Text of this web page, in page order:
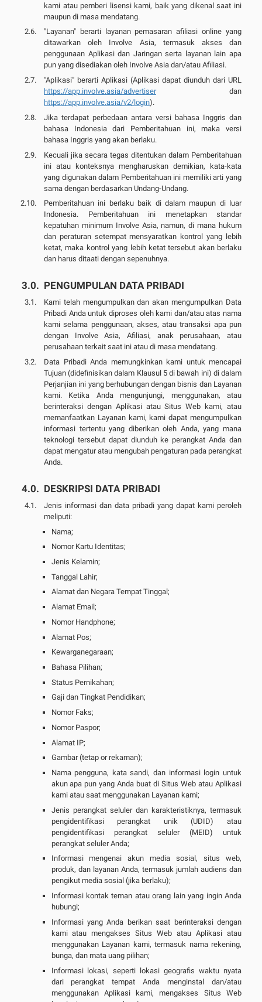
kami atau pemberi lisensi kami, baik yang dikenal saat ini
maupun di masa mendatang.
"Layanan" berarti layanan pemasaran afiliasi online yang
ditawarkan oleh Involve Asia, termasuk akses dan
penggunaan Aplikasi dan Jaringan serta layanan lain apa
pun yang disediakan oleh Involve Asia dan/atau Afiliasi.
"Aplikasi" berarti Aplikasi (Aplikasi dapat diunduh dari URL
https://app.involve.asia/advertiserdan
https://app.involve.asia/v2/login).
Jika terdapat perbedaan antara versi bahasa Inggris dan
bahasa Indonesia dari Pemberitahuan ini, maka versi
bahasa Inggris yang akan berlaku.
Kecuali jika secara tegas ditentukan dalam Pemberitahuan
ini atau konteksnya mengharuskan demikian, kata-kata
yang digunakan dalam Pemberitahuan ini memiliki arti yang
sama dengan berdasarkan Undang-Undang.
Pemberitahuan ini berlaku baik di dalam maupun di luar
Indonesia. Pemberitahuan ini menetapkan standar
kepatuhan minimum Involve Asia, namun, di mana hukum
dan peraturan setempat mensyaratkan kontrol yang lebih
ketat, maka kontrol yang lebih ketat tersebut akan berlaku
dan harus ditaati dengan sepenuhnya.
PENGUMPULAN DATA PRIBADI
Kami telah mengumpulkan dan akan mengumpulkan Data
Pribadi Anda untuk diproses oleh kami dan/atau atas nama
kami selama penggunaan, akses, atau transaksi apa pun
dengan Involve Asia, Afiliasi, anak perusahaan, atau
perusahaan terkait saat ini atau di masa mendatang.
Data Pribadi Anda memungkinkan kami untuk mencapai
Tujuan (didefinisikan dalam Klausul 5 di bawah ini) di dalam
Perjanjian ini yang berhubungan dengan bisnis dan Layanan
kami. Ketika Anda mengunjungi, menggunakan, atau
berinteraksi dengan Aplikasi atau Situs Web kami, atau
memanfaatkan Layanan kami, kami dapat mengumpulkan
informasi tertentu yang diberikan oleh Anda, yang mana
teknologi tersebut dapat diunduh ke perangkat Anda dan
dapat mengatur atau mengubah pengaturan pada perangkat
Anda.
DESKRIPSI DATA PRIBADI
Jenis informasi dan data pribadi yang dapat kami peroleh
meliputi:
Nama;
Nomor Kartu Identitas;
Jenis Kelamin;
Tanggal Lahir;
Alamat dan Negara Tempat Tinggal;
Alamat Email;
Nomor Handphone;
Alamat Pos;
Kewarganegaraan;
Bahasa Pilihan;
Status Pernikahan;
Gaji dan Tingkat Pendidikan;
Nomor Faks;
Nomor Paspor;
Alamat IP;
Gambar (tetap or rekaman);
Nama pengguna, kata sandi, dan informasi login untuk
akun apa pun yang Anda buat di Situs Web atau Aplikasi
kami atau saat menggunakan Layanan kami;
Jenis perangkat seluler dan karakteristiknya, termasuk
pengidentifikasi perangkat unik (UDID) atau
pengidentifikasi perangkat seluler (MEID) untuk
perangkat seluler Anda;
Informasi mengenai akun media sosial, situs web,
produk, dan layanan Anda, termasuk jumlah audiens dan
pengikut media sosial (jika berlaku);
Informasi kontak teman atau orang lain yang ingin Anda
hubungi;
Informasi yang Anda berikan saat berinteraksi dengan
kami atau mengakses Situs Web atau Aplikasi atau
menggunakan Layanan kami, termasuk nama rekening,
bunga, dan mata uang pilihan;
Informasi lokasi, seperti lokasi geografis waktu nyata
dari perangkat tempat Anda menginstal dan/atau
menggunakan Aplikasi kami, mengakses Situs Web